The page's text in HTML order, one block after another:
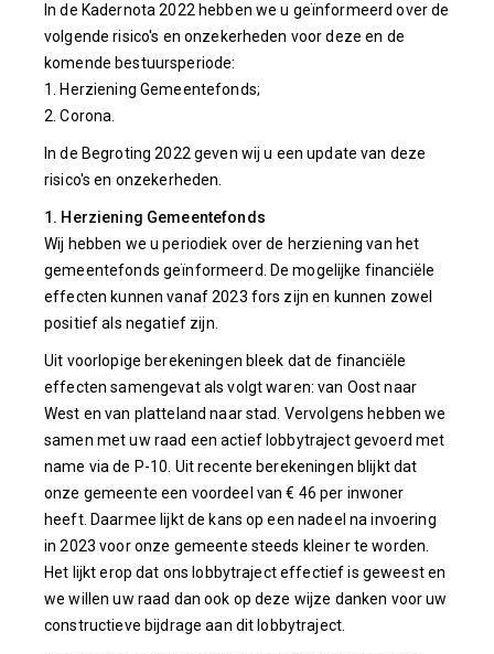
In de Kadernota 2022 hebben we u geïnformeerd over de
volgende risico's en onzekerheden voor deze en de
komende bestuursperiode:
1. Herziening Gemeentefonds;
2. Corona.
In de Begroting 2022 geven wij u een update van deze
risico's en onzekerheden.
1. Herziening Gemeentefonds
Wij hebben we u periodiek over de herziening van het
gemeentefonds geïnformeerd.
De mogelijke financiële
effecten kunnen vanaf 2023 fors zijn en kunnen zowel
positief als negatief zijn.
Uit voorlopige berekeningen bleek dat de financiële
effecten samengevat als volgt waren: van Oost naar
West en van platteland naar stad. Vervolgens hebben we
samen met uw raad een actief lobbytraject gevoerd met
name via de P-10. Uit recente berekeningen blijkt dat
onze gemeente een voordeel van € 46 per inwoner
heeft. Daarmee lijkt de kans op een nadeel na invoering
in 2023 voor onze gemeente steeds kleiner te worden.
Het lijkt erop dat ons lobbytraject effectief is geweest en
we willen uw raad dan ook op deze wijze danken voor uw
constructieve bijdrage aan dit lobbytraject.